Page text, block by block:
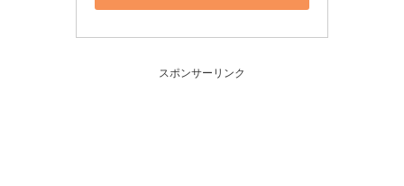
スポンサーリンク